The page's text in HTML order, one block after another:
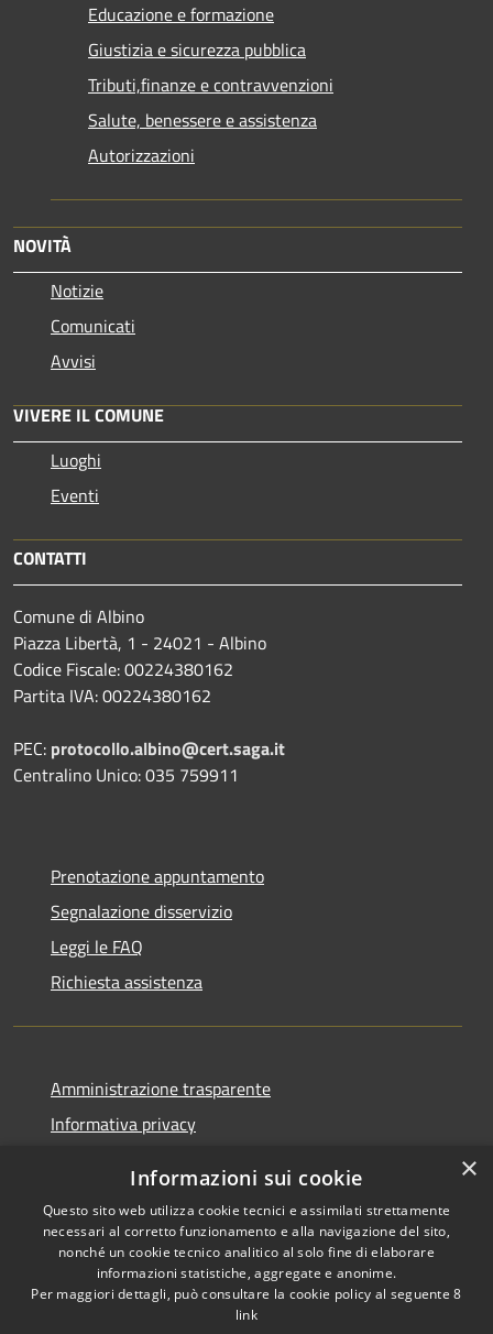
Educazione e formazione
Giustizia e sicurezza pubblica
Tributi,finanze e contravvenzioni
Salute, benessere e assistenza
Autorizzazioni
NOVITÀ
Notizie
Comunicati
Avvisi
VIVERE IL COMUNE
Luoghi
Eventi
CONTATTI
Comune di Albino
Piazza Libertà, 1 - 24021 - Albino
Codice Fiscale: 00224380162
Partita IVA: 00224380162
PEC: protocollo.albino@cert.saga.it
Centralino Unico: 035 759911
Prenotazione appuntamento
Segnalazione disservizio
Leggi le FAQ
Richiesta assistenza
Amministrazione trasparente
Informativa privacy
Dichiarazione di accessibilità
RSS
Copyright © 2026 • Comune di
×
Informazioni sui cookie
Questo sito web utilizza cookie tecnici e assimilati strettamente
necessari al corretto funzionamento e alla navigazione del sito,
nonché un cookie tecnico analitico al solo fine di elaborare
informazioni statistiche, aggregate e anonime.
Per maggiori dettagli, può consultare la cookie policy al seguente8
link